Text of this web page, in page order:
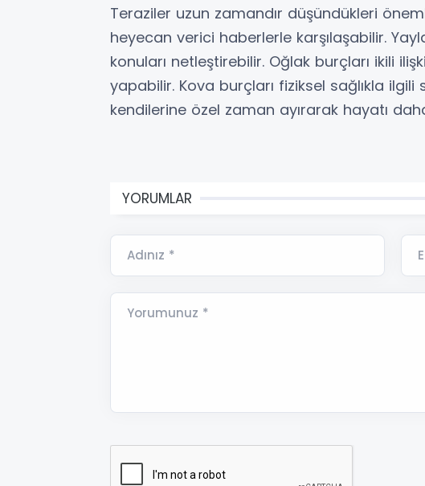
Teraziler uzun zamandır düşündükleri
heyecan verici haberlerle karşılaşabilir.
konuları netleştirebilir. Oğlak burçları ikili
yapabilir. Kova burçları fiziksel sağlıkla ilgili
kendilerine özel zaman ayırarak hayatı
YORUMLAR
Adınız *
Yorumunuz *